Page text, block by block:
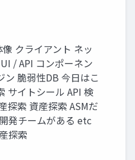
クライアント ネッ
/ API コンポーネン
ン 脆弱性DB 今日はこ
サイトシール API 検
探索 資産探索 ASMだ
発チームがある etc
探索